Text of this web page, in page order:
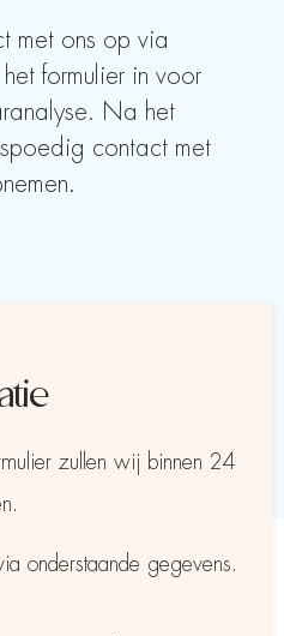
met ons op via
formulier in voor
Na het
contact met
zullen wij binnen 24
onderstaande gegevens.